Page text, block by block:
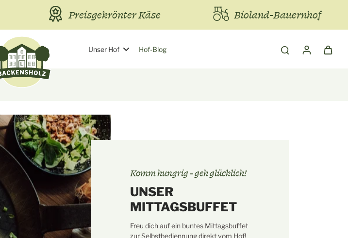
Preisgekrönter Käse Bioland-Bauernhof
Unser Hof Hof-Blog
Komm hungrig - geh glücklich!
UNSER
MITTAGSBUFFET
Freu dich auf ein buntes Mittagsbuffet
zur Selbstbediennung direkt vom Hof!